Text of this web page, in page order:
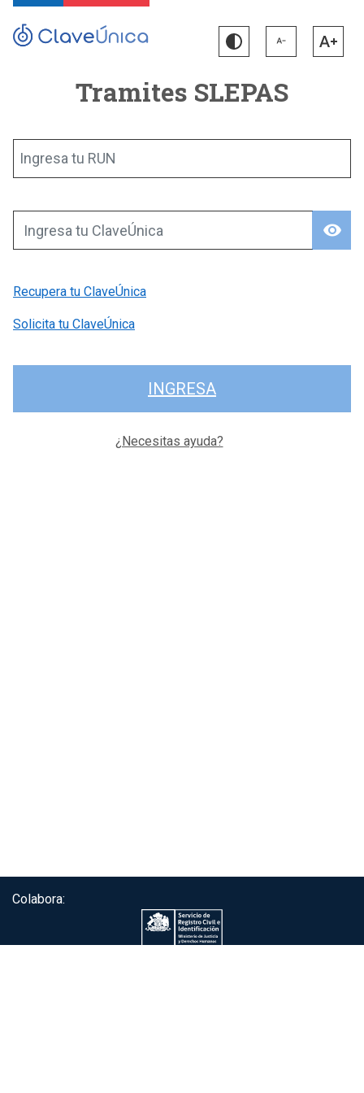
Tramites SLEPAS
Ingresa tu RUN
visibility
Ingresa tu ClaveÚnica
Recupera tu ClaveÚnica
Solicita tu ClaveÚnica
INGRESA
¿Necesitas ayuda?
Colabora: